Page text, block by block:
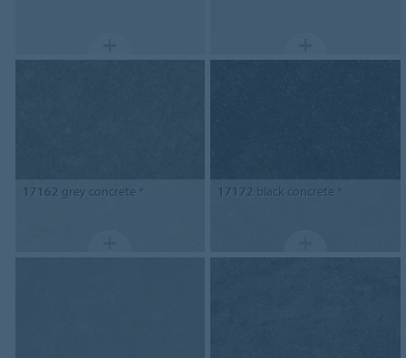
17162 grey concrete * 17172 black concrete *